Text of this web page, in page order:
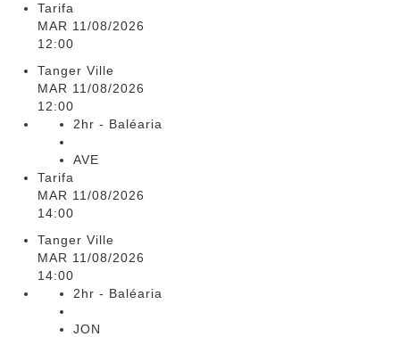
Tarifa
MAR 11/08/2026
12:00
Tanger Ville
MAR 11/08/2026
12:00
2hr - Baléaria
AVE
Tarifa
MAR 11/08/2026
14:00
Tanger Ville
MAR 11/08/2026
14:00
2hr - Baléaria
JON